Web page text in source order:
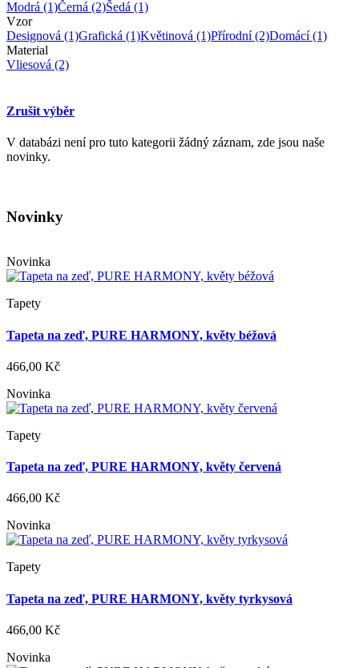
Modrá (1)Černá (2)Šedá (1)
Vzor
Designová (1)Grafická (1)Květinová (1)Přírodní(2)Domácí(1)
Material
Vliesová (2)
Zrušit výběr
V databázi není pro tuto kategorii žádný záznam, zde jsou naše
novinky.
Novinky
Novinka
Tapety
Tapeta na zeď, PURE HARMONY, květy béžová
466,00 Kč
Novinka
Tapety
Tapeta na zeď, PURE HARMONY, květy červená
466,00 Kč
Novinka
Tapety
Tapeta na zeď, PURE HARMONY, květy tyrkysová
466,00 Kč
Novinka